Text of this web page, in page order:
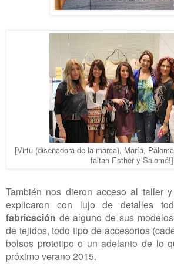
[Virtu (diseñadora de la marca), María,
faltan Esther y Salomé!
También nos dieron acceso al taller
explicaron con lujo de detalles
fabricación de alguno de sus
de tejidos, todo tipo de accesorios
bolsos prototipo o un adelanto de lo
próximo verano 2015.